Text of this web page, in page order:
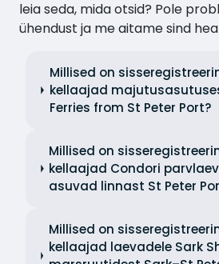
leia seda, mida otsid? Pole
ühendust ja me aitame sind
Millised on
kellaajad
Ferries from St Peter Port?
Millised on
kellaajad Condori
asuvad linnast St Peter
Millised on
kellaajad laevadele Sark